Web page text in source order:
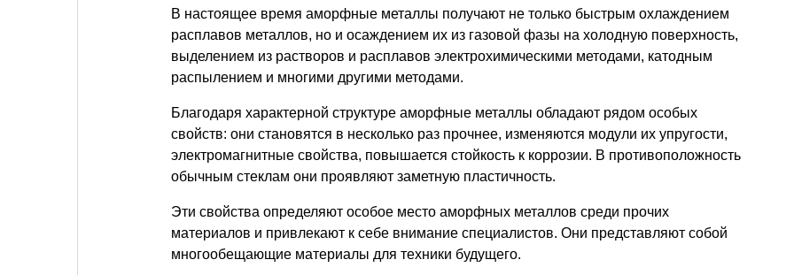
В настоящее время аморфные металлы получают не только быстрым охлаждением
расплавов металлов, но и осаждением их из газовой фазы на холодную поверхность,
выделением из растворов и расплавов электрохимическими методами, катодным
распылением и многими другими методами.
Благодаря характерной структуре аморфные металлы обладают рядом особых
свойств: они становятся в несколько раз прочнее, изменяются модули их упругости,
электромагнитные свойства, повышается стойкость к коррозии. В противоположность
обычным стеклам они проявляют заметную пластичность.
Эти свойства определяют особое место аморфных металлов среди прочих
материалов и привлекают к себе внимание специалистов. Они представляют собой
многообещающие материалы для техники будущего.